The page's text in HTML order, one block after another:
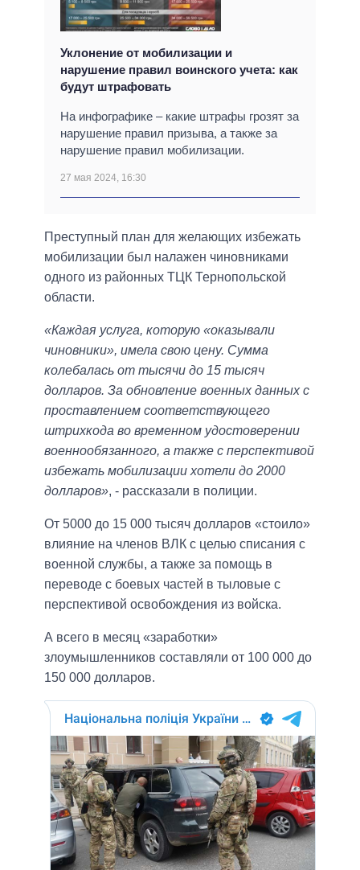
Уклонение от мобилизации и
нарушение правил воинского учета: как
будут штрафовать
На инфографике – какие штрафы грозят за
нарушение правил призыва, а также за
нарушение правил мобилизации.
27 мая 2024, 16:30
Преступный план для желающих избежать
мобилизации был налажен чиновниками
одного из районных ТЦК Тернопольской
области.
«Каждая услуга, которую «оказывали
чиновники», имела свою цену. Сумма
колебалась от тысячи до 15 тысяч
долларов. За обновление военных данных с
проставлением соответствующего
штрихкода во временном удостоверении
военнообязанного, а также с перспективой
избежать мобилизации хотели до 2000
долларов», - рассказали в полиции.
От 5000 до 15 000 тысяч долларов «стоило»
влияние на членов ВЛК с целью списания с
военной службы, а также за помощь в
переводе с боевых частей в тыловые с
перспективой освобождения из войска.
А всего в месяц «заработки»
злоумышленников составляли от 100 000 до
150 000 долларов.